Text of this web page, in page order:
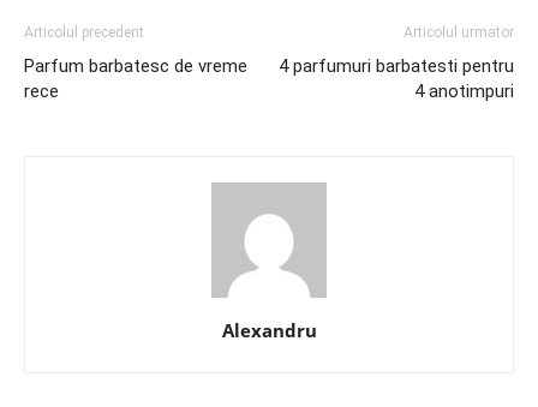
Articolul precedent
Parfum barbatesc de vreme
rece
Articolul urmator
4 parfumuri barbatesti pentru
4 anotimpuri
Alexandru